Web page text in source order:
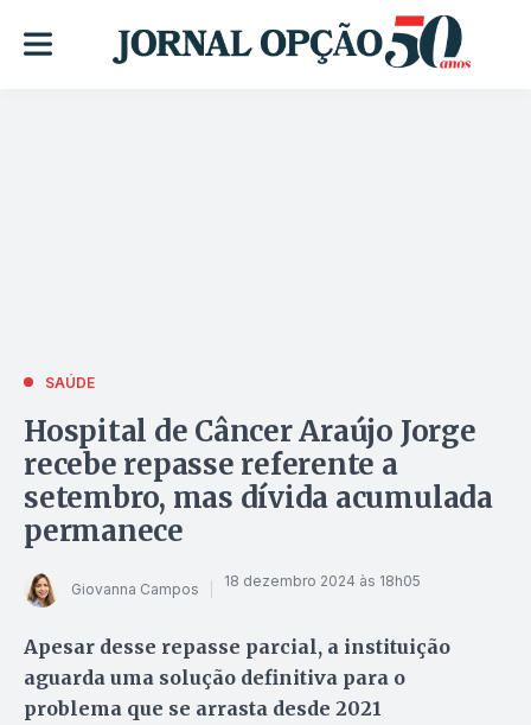
SAÚDE
Hospital de Câncer Araújo Jorge
recebe repasse referente a
setembro, mas dívida acumulada
permanece
Giovanna Campos 18 dezembro 2024 às 18h05
Apesar desse repasse parcial, a instituição
aguarda uma solução definitiva para o
problema que se arrasta desde 2021